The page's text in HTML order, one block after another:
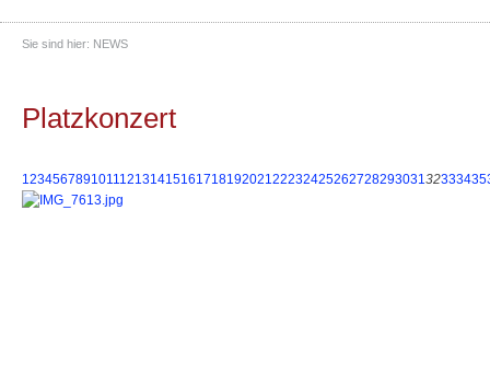
Sie sind hier: NEWS
Platzkonzert
1234567891011121314151617181920212223242526272829303132333435